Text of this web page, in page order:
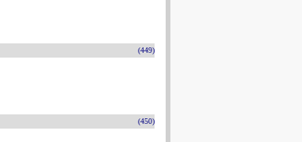
(449)
(450)